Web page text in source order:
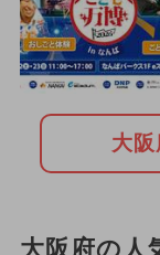
大
大阪府の人